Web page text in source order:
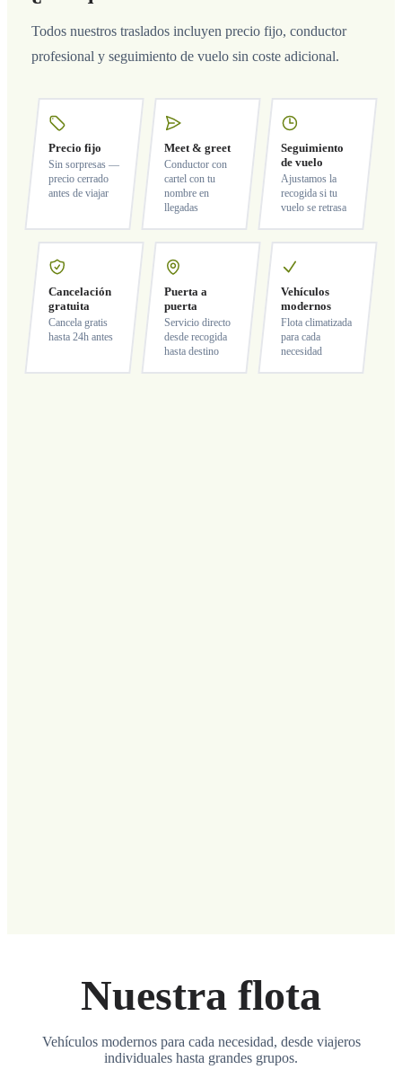
Todos nuestros traslados incluyen precio fijo, conductor
profesional y seguimiento de vuelo sin coste adicional.
Precio fijo
Sin sorpresas —
precio cerrado
antes de viajar
Meet & greet
Conductor con
cartel con tu
nombre en
llegadas
Seguimiento
de vuelo
Ajustamos la
recogida si tu
vuelo se retrasa
Cancelación
gratuita
Cancela gratis
hasta 24h antes
Puerta a
puerta
Servicio directo
desde recogida
hasta destino
Vehículos
modernos
Flota climatizada
para cada
necesidad
Nuestra flota
Vehículos modernos para cada necesidad, desde viajeros
individuales hasta grandes grupos.